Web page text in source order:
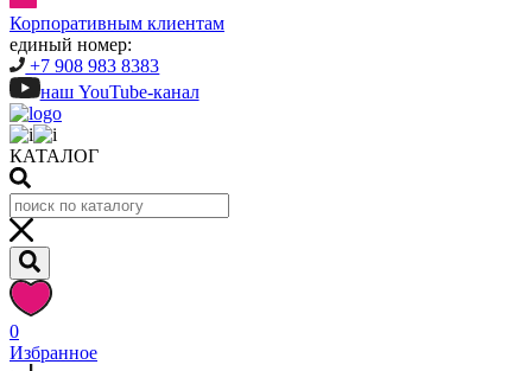
Корпоративным клиентам
единый номер:
+7 908 983 8383
наш YouTube-канал
КАТАЛОГ
0
Избранное